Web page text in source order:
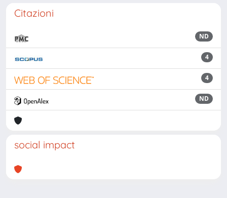
Citazioni
ND
4
4
ND
social impact